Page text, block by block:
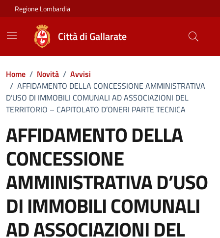
Vai ai contenuti
Vai al footer
Regione Lombardia
Città di Gallarate
Home / Novità / Avvisi
/ AFFIDAMENTO DELLA CONCESSIONE AMMINISTRATIVA
D’USO DI IMMOBILI COMUNALI AD ASSOCIAZIONI DEL
TERRITORIO – CAPITOLATO D’ONERI PARTE TECNICA
AFFIDAMENTO DELLA
CONCESSIONE
AMMINISTRATIVA D’USO
DI IMMOBILI COMUNALI
AD ASSOCIAZIONI DEL